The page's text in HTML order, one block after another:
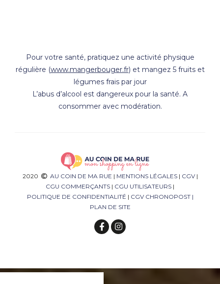
Pour votre santé, pratiquez une activité physique
régulière (www.mangerbouger.fr) et mangez 5 fruits et
légumes frais par jour
L’abus d’alcool est dangereux pour la santé. A
consommer avec modération.
2020 AU COIN DE MA RUE | MENTIONS LÉGALES| CGV|
CGU COMMERÇANTS | CGU UTILISATEURS |
POLITIQUE DE CONFIDENTIALITÉ | CGV CHRONOPOST |
PLAN DE SITE